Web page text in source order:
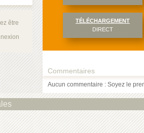
être
TÉLÉCHARGEMENT
DIRECT
Commentaires
Aucun commentaire : Soyez le